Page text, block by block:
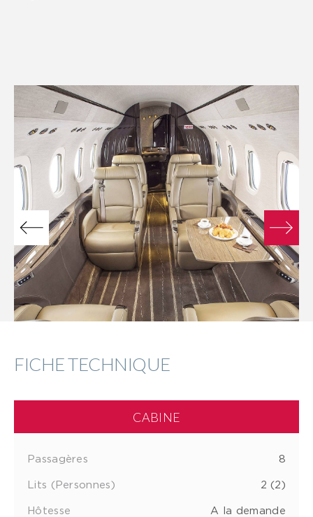
FICHE TECHNIQUE
CABINE
Passagères 8
Lits (Personnes) 2 (2)
Hôtesse A la demande